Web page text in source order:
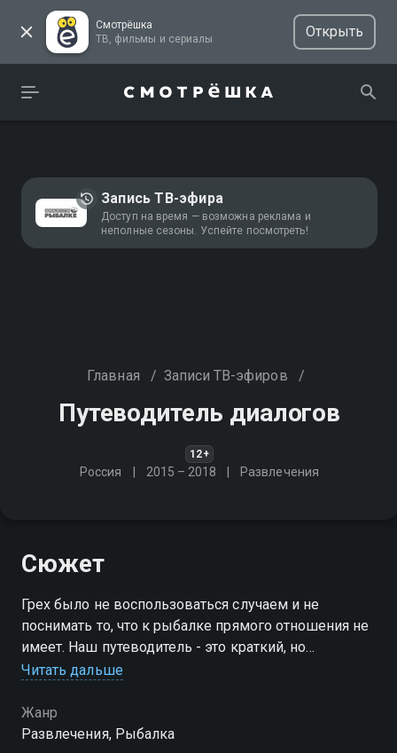
Смотрёшка
ТВ, фильмы и сериалы
Открыть
Запись ТВ-эфира
Доступ на время — возможна реклама и
неполные сезоны. Успейте посмотреть!
Главная / Записи ТВ-эфиров /
Путеводитель диалогов
12+
Россия 2015 – 2018 Развлечения
Сюжет
Грех было не воспользоваться случаем и не
поснимать то, что к рыбалке прямого отношения не
имеет. Наш путеводитель - это краткий, но
абсолютно документальный видеоотчёт обо всём
нерыболовном смысле этого слова
Читать дальше
Жанр
Развлечения, Рыбалка